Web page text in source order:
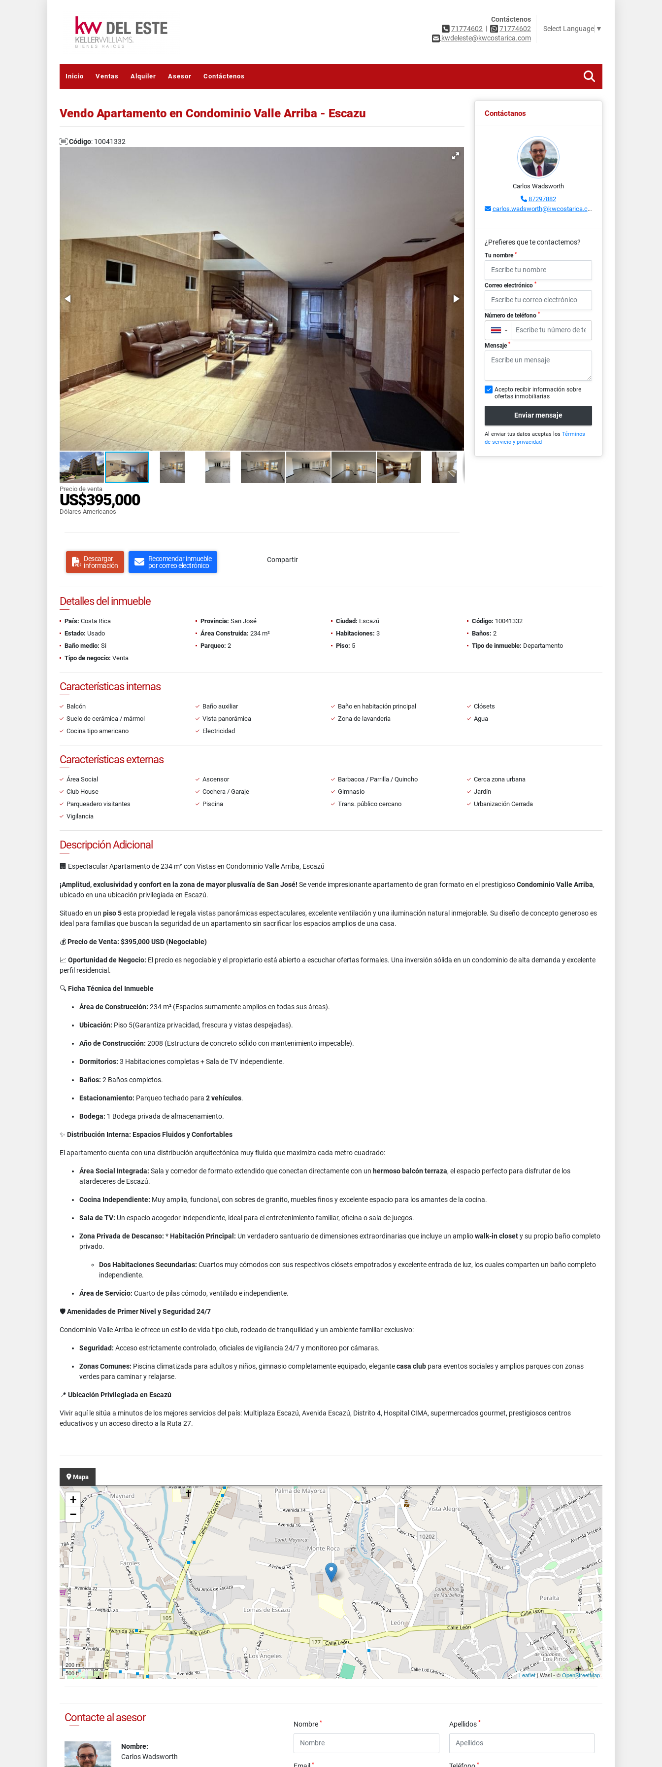
Contáctenos
71774602 |
71774602
kwdeleste@kwcostarica.com
Select Language ▼
Inicio Ventas Alquiler Asesor Contáctenos
Vendo Apartamento en Condominio Valle Arriba - Escazu
Código: 10041332
Precio de venta
US$395,000
Dólares Americanos
Descargar
información
Recomendar inmueble
por correo electrónico
Compartir
Contáctanos
Carlos Wadsworth
87297882
carlos.wadsworth@kwcostarica.com
¿Prefieres que te contactemos?
Tu nombre *
Correo electrónico *
Número de teléfono *
▼
Mensaje *
Acepto recibir información sobre
ofertas inmobiliarias
Enviar mensaje
Al enviar tus datos aceptas los Términos
de servicio y privacidad
Detalles del inmueble
País: Costa Rica Provincia: San José Ciudad: Escazú Código: 10041332
Estado: Usado Área Construida: 234 m² Habitaciones: 3 Baños: 2
Baño medio: Si Parqueo: 2 Piso: 5 Tipo de inmueble: Departamento
Tipo de negocio: Venta
Características internas
Balcón Baño auxiliar Baño en habitación principal
Clósets
Suelo de cerámica / mármol
Vista panorámica Zona de lavandería
Agua
Cocina tipo americano
Electricidad
Características externas
Área Social Ascensor Barbacoa / Parrilla / Quincho
Cerca zona urbana
Club House
Cochera / Garaje Gimnasio
Jardín
Parqueadero visitantes
Piscina Trans. público cercano
Urbanización Cerrada
Vigilancia
Descripción Adicional
🏢 Espectacular Apartamento de 234 m² con Vistas en Condominio Valle Arriba, Escazú
¡Amplitud, exclusividad y confort en la zona de mayor plusvalía de San José! Se vende impresionante apartamento de gran formato en el prestigiosoCondominio Valle Arriba,
ubicado en una ubicación privilegiada en Escazú.
Situado en un piso 5esta propiedad le regala vistas panorámicas espectaculares, excelente ventilación y una iluminación natural inmejorable. Su diseño de concepto generoso es
ideal para familias que buscan la seguridad de un apartamento sin sacrificar los espacios amplios de una casa.
💰Precio de Venta: $395,000 USD (Negociable)
📈 Oportunidad de Negocio: El precio es negociable y el propietario está abierto a escuchar ofertas formales. Una inversión sólida en un condominio de alta demanda y excelente
perfil residencial.
🔍Ficha Técnica del Inmueble
Área de Construcción: 234 m² (Espacios sumamente amplios en todas sus áreas).
Ubicación: Piso 5(Garantiza privacidad, frescura y vistas despejadas).
Año de Construcción: 2008 (Estructura de concreto sólido con mantenimiento impecable).
Dormitorios: 3 Habitaciones completas + Sala de TV independiente.
Baños: 2 Baños completos.
Estacionamiento: Parqueo techado para 2 vehículos.
Bodega: 1 Bodega privada de almacenamiento.
✨ Distribución Interna: Espacios Fluidos y Confortables
El apartamento cuenta con una distribución arquitectónica muy fluida que maximiza cada metro cuadrado:
Área Social Integrada: Sala y comedor de formato extendido que conectan directamente con un hermoso balcón terraza, el espacio perfecto para disfrutar de los
atardeceres de Escazú.
Cocina Independiente: Muy amplia, funcional, con sobres de granito, muebles finos y excelente espacio para los amantes de la cocina.
Sala de TV: Un espacio acogedor independiente, ideal para el entretenimiento familiar, oficina o sala de juegos.
Zona Privada de Descanso: *Habitación Principal: Un verdadero santuario de dimensiones extraordinarias que incluye un ampliowalk-in closety su propio baño completo
privado.
Dos Habitaciones Secundarias: Cuartos muy cómodos con sus respectivos clósets empotrados y excelente entrada de luz, los cuales comparten un baño completo
independiente.
Área de Servicio: Cuarto de pilas cómodo, ventilado e independiente.
🛡️Amenidades de Primer Nivel y Seguridad 24/7
Condominio Valle Arriba le ofrece un estilo de vida tipo club, rodeado de tranquilidad y un ambiente familiar exclusivo:
Seguridad: Acceso estrictamente controlado, oficiales de vigilancia 24/7 y monitoreo por cámaras.
Zonas Comunes: Piscina climatizada para adultos y niños, gimnasio completamente equipado, elegantecasa club para eventos sociales y amplios parques con zonas
verdes para caminar y relajarse.
📍 Ubicación Privilegiada en Escazú
Vivir aquí le sitúa a minutos de los mejores servicios del país: Multiplaza Escazú, Avenida Escazú, Distrito 4, Hospital CIMA, supermercados gourmet, prestigiosos centros
educativos y un acceso directo a la Ruta 27.
Mapa
+
−
200 m
500 ft
Leaflet | Wasi - ©OpenStreetMap
Contacte al asesor
Nombre:
Carlos Wadsworth
Nombre* Apellidos *
* *